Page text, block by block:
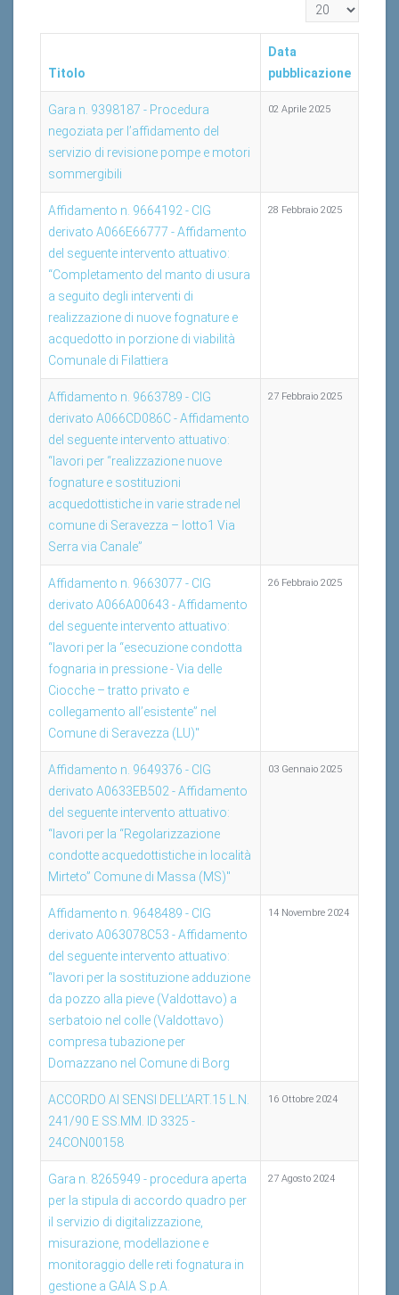
Visualizza n.
Titolo
Data
pubblicazione
Gara n. 9398187 - Procedura
negoziata per l’affidamento del
servizio di revisione pompe e motori
sommergibili
02 Aprile 2025
Affidamento n. 9664192 - CIG
derivato A066E66777 - Affidamento
del seguente intervento attuativo:
“Completamento del manto di usura
a seguito degli interventi di
realizzazione di nuove fognature e
acquedotto in porzione di viabilità
Comunale di Filattiera
28 Febbraio 2025
Affidamento n. 9663789 - CIG
derivato A066CD086C - Affidamento
del seguente intervento attuativo:
“lavori per “realizzazione nuove
fognature e sostituzioni
acquedottistiche in varie strade nel
comune di Seravezza – lotto1 Via
Serra via Canale”
27 Febbraio 2025
Affidamento n. 9663077 - CIG
derivato A066A00643 - Affidamento
del seguente intervento attuativo:
“lavori per la “esecuzione condotta
fognaria in pressione - Via delle
Ciocche – tratto privato e
collegamento all’esistente” nel
Comune di Seravezza (LU)"
26 Febbraio 2025
Affidamento n. 9649376 - CIG
derivato A0633EB502 - Affidamento
del seguente intervento attuativo:
“lavori per la “Regolarizzazione
condotte acquedottistiche in località
Mirteto” Comune di Massa (MS)"
03 Gennaio 2025
Affidamento n. 9648489 - CIG
derivato A063078C53 - Affidamento
del seguente intervento attuativo:
“lavori per la sostituzione adduzione
da pozzo alla pieve (Valdottavo) a
serbatoio nel colle (Valdottavo)
compresa tubazione per
Domazzano nel Comune di Borg
14 Novembre 2024
ACCORDO AI SENSI DELL’ART.15 L.N.
241/90 E SS.MM. ID 3325 -
24CON00158
16 Ottobre 2024
Gara n. 8265949 - procedura aperta
per la stipula di accordo quadro per
il servizio di digitalizzazione,
misurazione, modellazione e
monitoraggio delle reti fognatura in
gestione a GAIA S.p.A.
27 Agosto 2024